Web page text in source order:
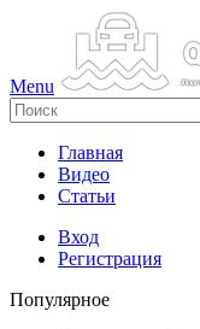
Menu
Главная
Видео
Статьи
Вход
Регистрация
Популярное